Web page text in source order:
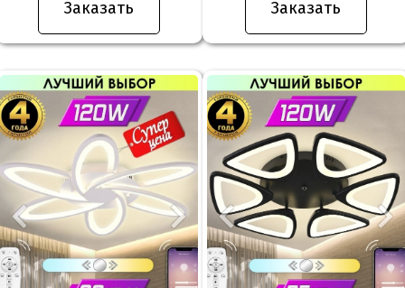
Заказать Заказать